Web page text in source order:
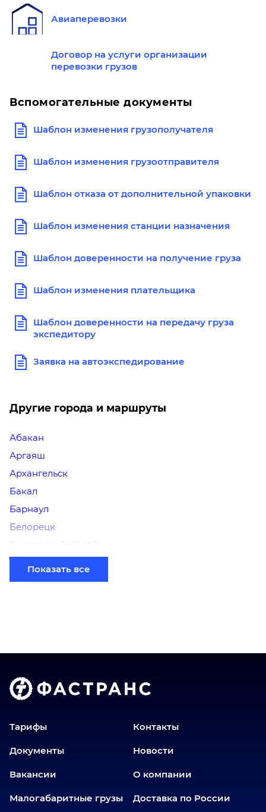
Авиаперевозки
Договор на услуги организации
перевозки грузов
Вспомогательные документы
Шаблон изменения грузополучателя
Шаблон изменения грузоотправителя
Шаблон отказа от дополнительной упаковки
Шаблон изменения станции назначения
Шаблон доверенности на получение груза
Шаблон изменения плательщика
Шаблон доверенности на передачу груза
экспедитору
Заявка на автоэкспедирование
Другие города и маршруты
Абакан
Аргаяш
Архангельск
Бакал
Барнаул
Белорецк
Белоярский (ХМАО)
Березники
Бийск
Волгоград
Донецк
Еманжелинск
Заводоуковск
Златоуст
Иваново
Показать все
Тарифы Контакты
Документы Новости
Вакансии О компании
Малогабаритные грузы Доставка по России